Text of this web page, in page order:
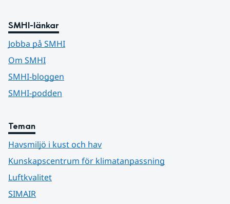
SMHI-länkar
Jobba på SMHI
Om SMHI
SMHI-bloggen
SMHI-podden
Teman
Havsmiljö i kust och hav
Kunskapscentrum för klimatanpassning
Luftkvalitet
SIMAIR